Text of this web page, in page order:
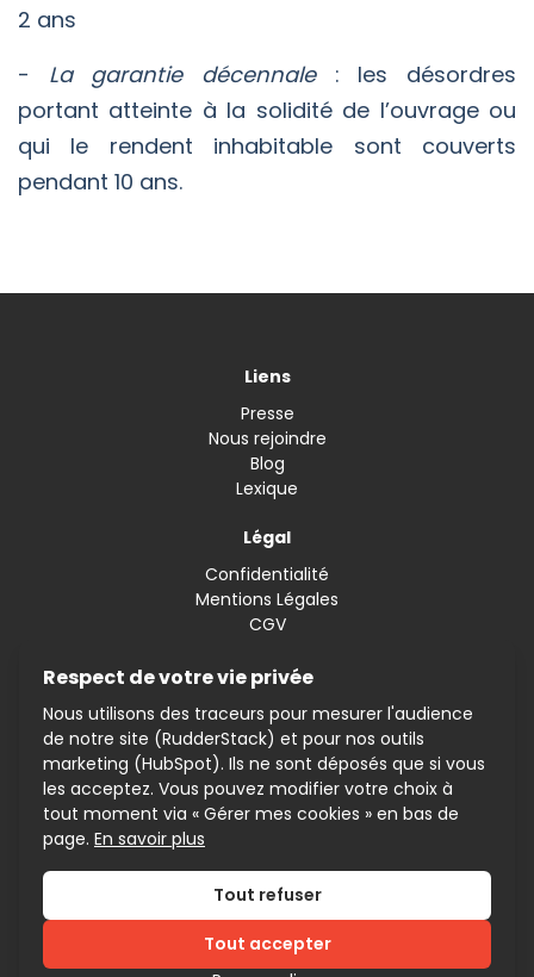
2 ans
- La garantie décennale: les désordres
portant atteinte à la solidité de l’ouvrage ou
qui le rendent inhabitable sont couverts
pendant 10 ans.
Contact
Tel. 01 87 66 60 76
Liens
Presse
Nous rejoindre
Blog
Lexique
Légal
Confidentialité
Mentions Légales
CGV
France
Respect de votre vie privée
Nous utilisons des traceurs pour mesurer l'audience
de notre site (RudderStack) et pour nos outils
marketing (HubSpot). Ils ne sont déposés que si vous
les acceptez. Vous pouvez modifier votre choix à
tout moment via « Gérer mes cookies » en bas de
page. En savoir plus
Tout refuser
Tout accepter